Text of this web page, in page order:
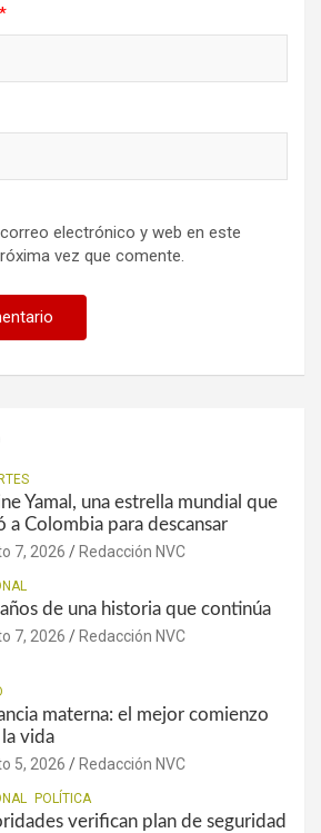
*
electrónico y web en este
vez que comente.
Yamal, una estrella mundial que
a Colombia para descansar
7, 2026 Redacción NVC
de una historia que continúa
7, 2026 Redacción NVC
materna: el mejor comienzo
vida
5, 2026 Redacción NVC
POLÍTICA
verifican plan de seguridad